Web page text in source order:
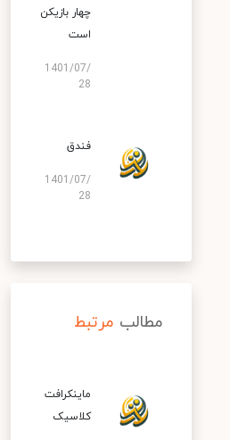
چهار بازیکن
است
1401/07/
28
فندق
1401/07/
28
مطالب مرتبط
ماینکرافت
کلاسیک